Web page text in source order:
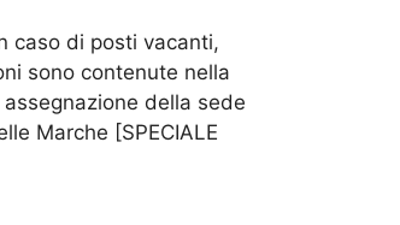
caso di posti vacanti,
sono contenute nella
della sede
Marche [SPECIALE